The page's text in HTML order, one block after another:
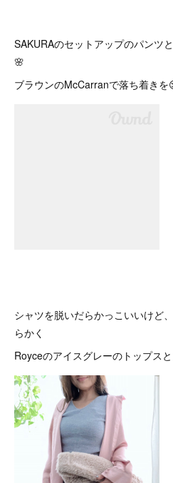
SAKURAのセットアップのパンツ
🌸
ブラウンのMcCarranで落ち着きを
シャツを脱いだらかっこいいけど
らかく
Royceのアイスグレーのトップス